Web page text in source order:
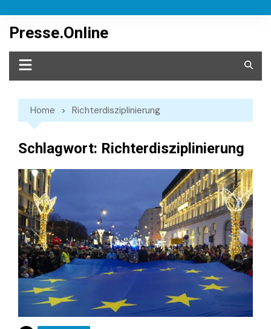
content
Presse.Online
Home Richterdisziplinierung
Schlagwort: Richterdisziplinierung